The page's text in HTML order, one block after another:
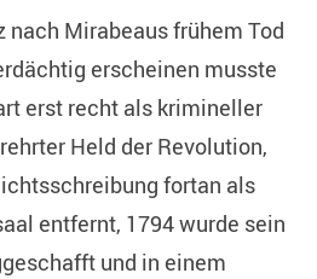
Mirabeaus frühem Tod
erscheinen musste
erst recht als krimineller
Held der Revolution,
fortan als
entfernt, 1794 wurde sein
und in einem